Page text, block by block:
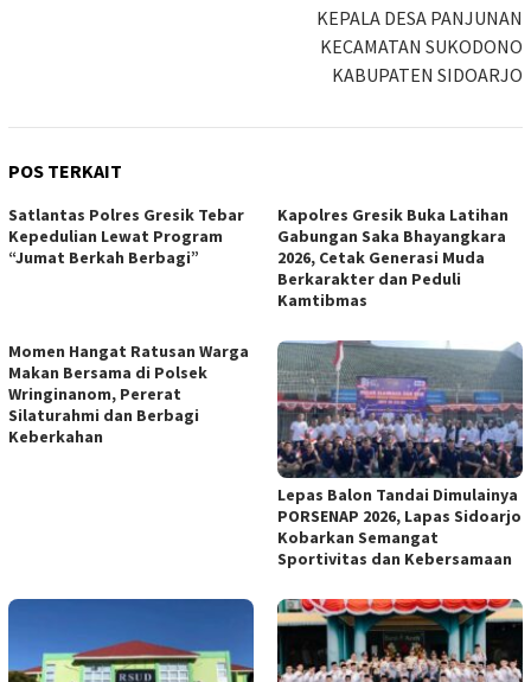
KEPALA DESA PANJUNAN
KECAMATAN SUKODONO
KABUPATEN SIDOARJO
POS TERKAIT
Satlantas Polres Gresik Tebar
Kepedulian Lewat Program
“Jumat Berkah Berbagi”
Kapolres Gresik Buka Latihan
Gabungan Saka Bhayangkara
2026, Cetak Generasi Muda
Berkarakter dan Peduli
Kamtibmas
Momen Hangat Ratusan Warga
Makan Bersama di Polsek
Wringinanom, Pererat
Silaturahmi dan Berbagi
Keberkahan
Lepas Balon Tandai Dimulainya
PORSENAP 2026, Lapas Sidoarjo
Kobarkan Semangat
Sportivitas dan Kebersamaan